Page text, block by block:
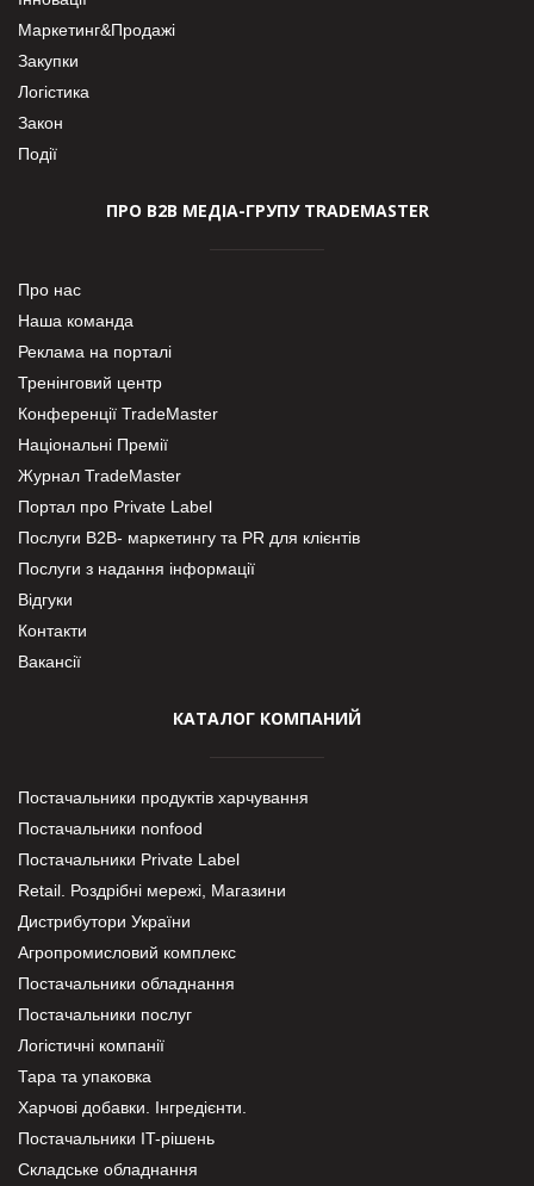
Маркетинг&Продажі
Закупки
Логістика
Закон
Події
ПРО В2В МЕДІА-ГРУПУ TRADEMASTER
Про нас
Наша команда
Реклама на порталі
Тренінговий центр
Конференції TradeMaster
Національні Премії
Журнал TradeMaster
Портал про Private Label
Послуги В2В- маркетингу та PR для клієнтів
Послуги з надання інформації
Відгуки
Контакти
Вакансії
КАТАЛОГ КОМПАНИЙ
Постачальники продуктів харчування
Постачальники nonfood
Постачальники Private Label
Retail. Роздрібні мережі, Магазини
Дистрибутори України
Агропромисловий комплекс
Постачальники обладнання
Постачальники послуг
Логістичні компанії
Тара та упаковка
Харчові добавки. Інгредієнти.
Постачальники IT-рішень
Складське обладнання